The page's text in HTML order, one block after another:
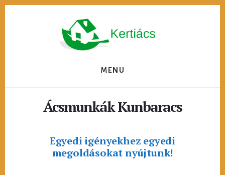
MENU
Ácsmunkák Kunbaracs
Egyedi igényekhez egyedi
megoldásokat nyújtunk!